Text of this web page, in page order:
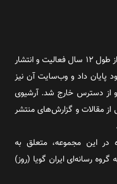
روز آنلاین روزنامه‌ای اینترنتی بود که پس از طول ۱۲ سال فعالیت و انتشار
به فعالیت خود پایان داد و وب‌سایت آن نیز
از دسترس خارج شد. آرشیوی
مقالات و گزارش‌های منتشر
در این مجموعه، متعلق به
رسانه‌ای ایران گویا (روز)